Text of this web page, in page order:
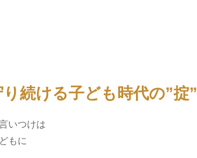
続ける子ども時代の”掟”
いつけは
もに